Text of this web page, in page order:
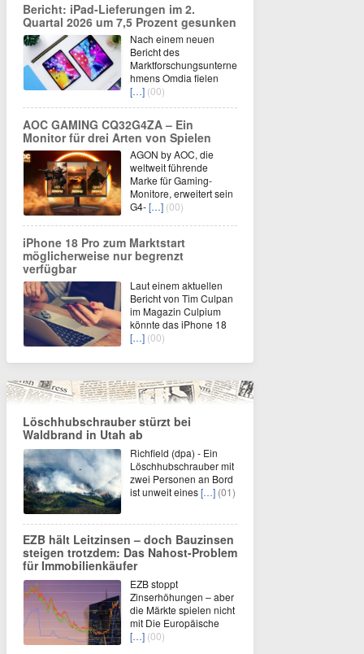
Bericht: iPad-Lieferungen im 2.
Quartal 2026 um 7,5 Prozent gesunken
Nach einem neuen
Bericht des
Marktforschungsunterne
hmens Omdia fielen
[…] (00)
AOC GAMING CQ32G4ZA – Ein
Monitor für drei Arten von Spielen
AGON by AOC, die
weltweit führende
Marke für Gaming-
Monitore, erweitert sein
G4-[…] (00)
iPhone 18 Pro zum Marktstart
möglicherweise nur begrenzt
verfügbar
Laut einem aktuellen
Bericht von Tim Culpan
im Magazin Culpium
könnte das iPhone 18
[…] (00)
Löschhubschrauber stürzt bei
Waldbrand in Utah ab
Richfield (dpa) - Ein
Löschhubschrauber mit
zwei Personen an Bord
ist unweit eines[…] (01)
EZB hält Leitzinsen – doch Bauzinsen
steigen trotzdem: Das Nahost-Problem
für Immobilienkäufer
EZB stoppt
Zinserhöhungen – aber
die Märkte spielen nicht
mit Die Europäische
[…] (00)